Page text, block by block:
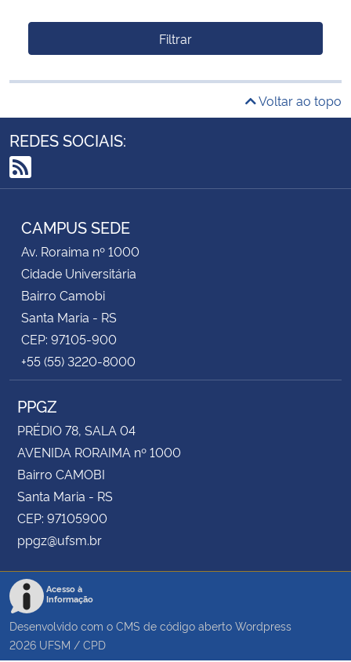
Filtrar
Voltar ao topo
REDES SOCIAIS:
RSS
CAMPUS SEDE
Av. Roraima nº 1000
Cidade Universitária
Bairro Camobi
Santa Maria - RS
CEP: 97105-900
+55 (55) 3220-8000
PPGZ
PRÉDIO 78, SALA 04
AVENIDA RORAIMA nº 1000
Bairro CAMOBI
Santa Maria - RS
CEP: 97105900
ppgz@ufsm.br
Acesso à
Informação
Desenvolvido com o CMS de código aberto Wordpress
2026 UFSM / CPD